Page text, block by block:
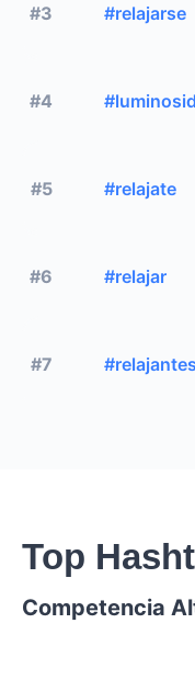
#3 #relajarse
#4
#5 #relajate
#6 #relajar
#7 #relajantes
Top
Competencia